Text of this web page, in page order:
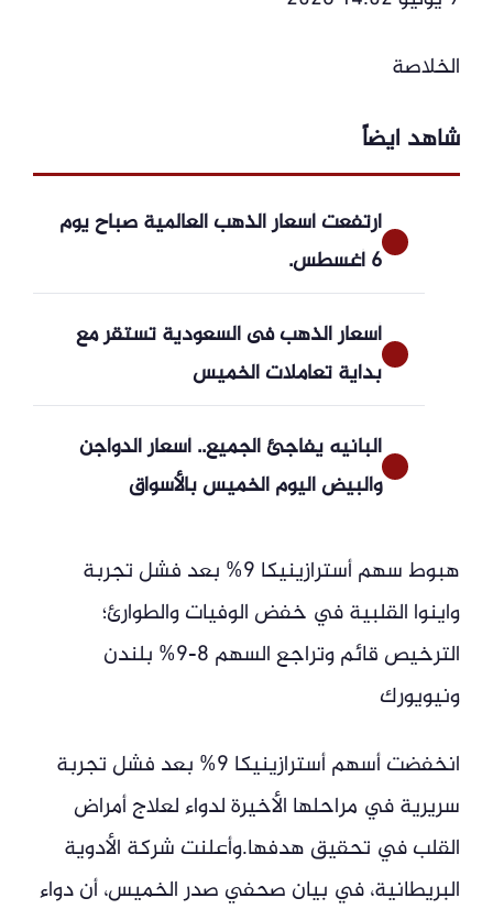
الخلاصة
شاهد ايضاً
ارتفعت أسعار الذهب العالمية صباح يوم
6 أغسطس.
أسعار الذهب فى السعودية تستقر مع
بداية تعاملات الخميس
البانيه يفاجئ الجميع.. أسعار الدواجن
والبيض اليوم الخميس بالأسواق
هبوط سهم أسترازينيكا 9% بعد فشل تجربة
واينوا القلبية في خفض الوفيات والطوارئ؛
الترخيص قائم وتراجع السهم 8-9% بلندن
ونيويورك
انخفضت أسهم أسترازينيكا 9% بعد فشل تجربة
سريرية في مراحلها الأخيرة لدواء لعلاج أمراض
القلب في تحقيق هدفها.وأعلنت شركة الأدوية
البريطانية، في بيان صحفي صدر الخميس، أن دواء